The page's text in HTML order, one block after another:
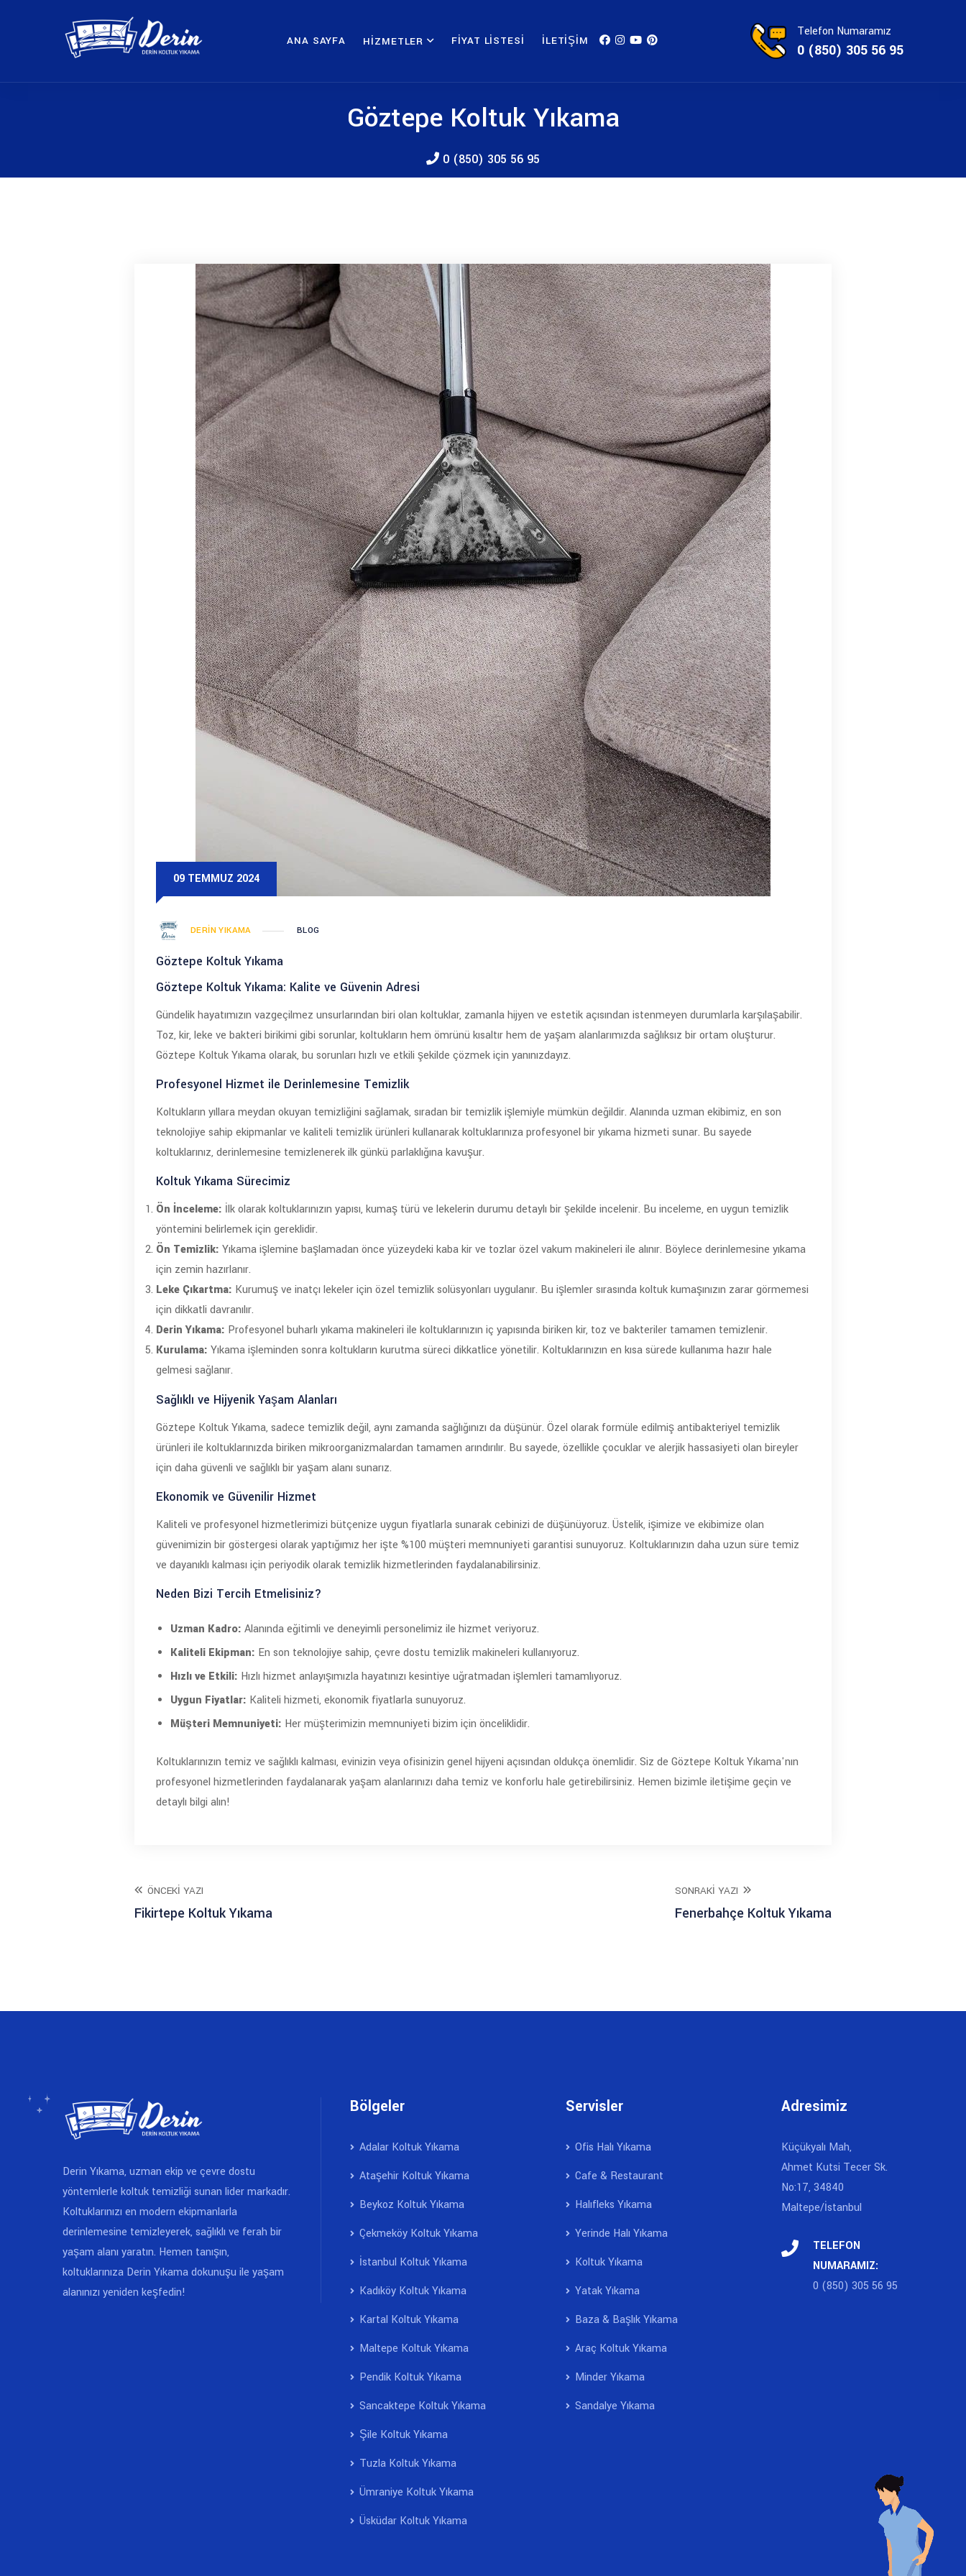
ANA SAYFA HIZMETLER FIYAT LISTESI İLETIŞIM
Telefon Numaramız
0 (850) 305 56 95
Göztepe Koltuk Yıkama
0 (850) 305 56 95
09 TEMMUZ 2024
DERIN YIKAMA BLOG
Göztepe Koltuk Yıkama
Göztepe Koltuk Yıkama: Kalite ve Güvenin Adresi
Gündelik hayatımızın vazgeçilmez unsurlarından biri olan koltuklar, zamanla hijyen ve estetik açısından istenmeyen durumlarla karşılaşabilir.
Toz, kir, leke ve bakteri birikimi gibi sorunlar, koltukların hem ömrünü kısaltır hem de yaşam alanlarımızda sağlıksız bir ortam oluşturur.
Göztepe Koltuk Yıkama olarak, bu sorunları hızlı ve etkili şekilde çözmek için yanınızdayız.
Profesyonel Hizmet ile Derinlemesine Temizlik
Koltukların yıllara meydan okuyan temizliğini sağlamak, sıradan bir temizlik işlemiyle mümkün değildir. Alanında uzman ekibimiz, en son
teknolojiye sahip ekipmanlar ve kaliteli temizlik ürünleri kullanarak koltuklarınıza profesyonel bir yıkama hizmeti sunar. Bu sayede
koltuklarınız, derinlemesine temizlenerek ilk günkü parlaklığına kavuşur.
Koltuk Yıkama Sürecimiz
Ön İnceleme: İlk olarak koltuklarınızın yapısı, kumaş türü ve lekelerin durumu detaylı bir şekilde incelenir. Bu inceleme, en uygun temizlik
yöntemini belirlemek için gereklidir.
Ön Temizlik: Yıkama işlemine başlamadan önce yüzeydeki kaba kir ve tozlar özel vakum makineleri ile alınır. Böylece derinlemesine yıkama
için zemin hazırlanır.
Leke Çıkartma: Kurumuş ve inatçı lekeler için özel temizlik solüsyonları uygulanır. Bu işlemler sırasında koltuk kumaşınızın zarar görmemesi
için dikkatli davranılır.
Derin Yıkama: Profesyonel buharlı yıkama makineleri ile koltuklarınızın iç yapısında biriken kir, toz ve bakteriler tamamen temizlenir.
Kurulama: Yıkama işleminden sonra koltukların kurutma süreci dikkatlice yönetilir. Koltuklarınızın en kısa sürede kullanıma hazır hale
gelmesi sağlanır.
Sağlıklı ve Hijyenik Yaşam Alanları
Göztepe Koltuk Yıkama, sadece temizlik değil, aynı zamanda sağlığınızı da düşünür. Özel olarak formüle edilmiş antibakteriyel temizlik
ürünleri ile koltuklarınızda biriken mikroorganizmalardan tamamen arındırılır. Bu sayede, özellikle çocuklar ve alerjik hassasiyeti olan bireyler
için daha güvenli ve sağlıklı bir yaşam alanı sunarız.
Ekonomik ve Güvenilir Hizmet
Kaliteli ve profesyonel hizmetlerimizi bütçenize uygun fiyatlarla sunarak cebinizi de düşünüyoruz. Üstelik, işimize ve ekibimize olan
güvenimizin bir göstergesi olarak yaptığımız her işte %100 müşteri memnuniyeti garantisi sunuyoruz. Koltuklarınızın daha uzun süre temiz
ve dayanıklı kalması için periyodik olarak temizlik hizmetlerinden faydalanabilirsiniz.
Neden Bizi Tercih Etmelisiniz?
Uzman Kadro: Alanında eğitimli ve deneyimli personelimiz ile hizmet veriyoruz.
Kaliteli Ekipman: En son teknolojiye sahip, çevre dostu temizlik makineleri kullanıyoruz.
Hızlı ve Etkili: Hızlı hizmet anlayışımızla hayatınızı kesintiye uğratmadan işlemleri tamamlıyoruz.
Uygun Fiyatlar: Kaliteli hizmeti, ekonomik fiyatlarla sunuyoruz.
Müşteri Memnuniyeti: Her müşterimizin memnuniyeti bizim için önceliklidir.
Koltuklarınızın temiz ve sağlıklı kalması, evinizin veya ofisinizin genel hijyeni açısından oldukça önemlidir. Siz de Göztepe Koltuk Yıkama'nın
profesyonel hizmetlerinden faydalanarak yaşam alanlarınızı daha temiz ve konforlu hale getirebilirsiniz. Hemen bizimle iletişime geçin ve
detaylı bilgi alın!
ÖNCEKI YAZI
Fikirtepe Koltuk Yıkama
SONRAKI YAZI
Fenerbahçe Koltuk Yıkama
Derin Yıkama, uzman ekip ve çevre dostu
yöntemlerle koltuk temizliği sunan lider markadır.
Koltuklarınızı en modern ekipmanlarla
derinlemesine temizleyerek, sağlıklı ve ferah bir
yaşam alanı yaratın. Hemen tanışın,
koltuklarınıza Derin Yıkama dokunuşu ile yaşam
alanınızı yeniden keşfedin!
Bölgeler
Adalar Koltuk Yıkama
Ataşehir Koltuk Yıkama
Beykoz Koltuk Yıkama
Çekmeköy Koltuk Yıkama
İstanbul Koltuk Yıkama
Kadıköy Koltuk Yıkama
Kartal Koltuk Yıkama
Maltepe Koltuk Yıkama
Pendik Koltuk Yıkama
Sancaktepe Koltuk Yıkama
Şile Koltuk Yıkama
Tuzla Koltuk Yıkama
Ümraniye Koltuk Yıkama
Üsküdar Koltuk Yıkama
Servisler
Ofis Halı Yıkama
Cafe & Restaurant
Halıfleks Yıkama
Yerinde Halı Yıkama
Koltuk Yıkama
Yatak Yıkama
Baza & Başlık Yıkama
Araç Koltuk Yıkama
Minder Yıkama
Sandalye Yıkama
Adresimiz
Küçükyalı Mah,
Ahmet Kutsi Tecer Sk.
No:17, 34840
Maltepe/İstanbul
TELEFON
NUMARAMIZ:
0 (850) 305 56 95